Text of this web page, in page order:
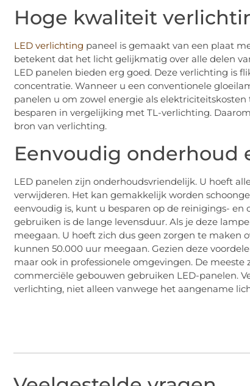
Hoge kwaliteit
LED verlichting paneel is gemaakt van een plaat
betekent dat het licht gelijkmatig over alle delen
LED panelen bieden erg goed. Deze verlichting is
concentratie. Wanneer u een conventionele
panelen u om zowel energie als
besparen in vergelijking met TL-verlichting.
bron van verlichting.
Eenvoudig onderhoud
LED panelen zijn onderhoudsvriendelijk. U hoeft
verwijderen. Het kan gemakkelijk worden
eenvoudig is, kunt u besparen op de reinigings-
gebruiken is de lange levensduur. Als je deze
meegaan. U hoeft zich dus geen zorgen te maken
kunnen 50.000 uur meegaan. Gezien deze
maar ook in professionele omgevingen. De
commerciële gebouwen gebruiken LED-panelen.
verlichting, niet alleen vanwege het aangename